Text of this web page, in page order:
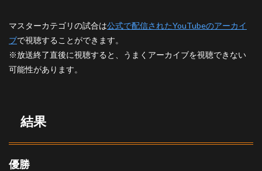
3
さい
ごに
マスターカテゴリの試合は公式で配信されたYouTubeのアーカイ
ブで視聴することができます。
※放送終了直後に視聴すると、うまくアーカイブを視聴できない
可能性があります。
結果
優勝